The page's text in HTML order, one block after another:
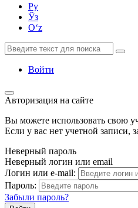
Ру
Ўз
Oʻz
Войти
Авторизация на сайте
Вы можете использовать свою
Если у вас нет учетной записи,
Неверный пароль
Неверный логин или email
Логин или e-mail:
Пароль:
Забыли пароль?